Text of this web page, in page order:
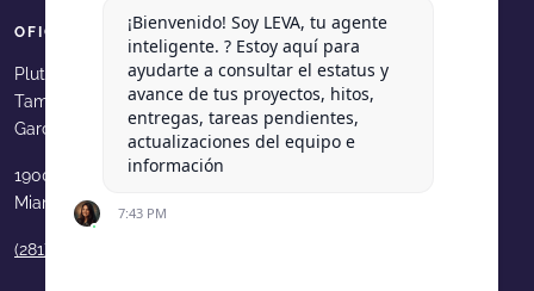
¡Bienvenido! Soy LEVA, tu agente
inteligente. ? Estoy aquí para
ayudarte a consultar el estatus y
avance de tus proyectos, hitos,
entregas, tareas pendientes,
actualizaciones del equipo e
información
7:43 PM
OFICINAS
Plutarco Elias Calles 540, Col.
Tampiquito, San Pedro Garza
García, N.L.
1900 N Bayshore Dr. 33231
Miami, FL, USA
(281) 210 9189
SÍGUENOS
Levadura Agencia en
Levadura Agencia en
Levadura Agencia
Levadura Agencia en youtube
Levadura Agencia en